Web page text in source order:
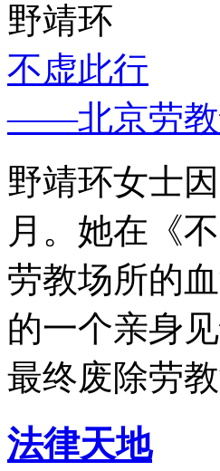
野靖环
不虚此行
——北京劳教
野靖环女士
月。她在《
劳教场所的
的一个亲身
最终废除劳教
法律天地